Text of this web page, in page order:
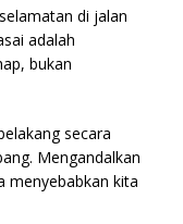
di jalan
adalah
bukan
secara
Mengandalkan
menyebabkan kita